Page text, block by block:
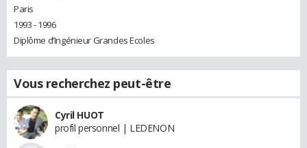
Paris
1993 - 1996
Diplôme d’Ingénieur Grandes Ecoles
Vous recherchez peut-être
Cyril HUOT
profil personnel | LEDENON